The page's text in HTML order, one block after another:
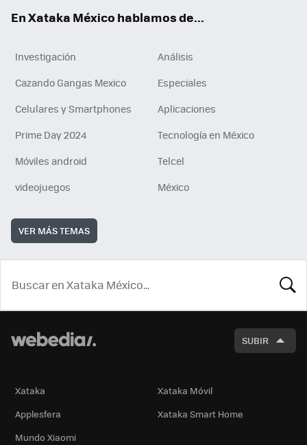
En Xataka México hablamos de...
Investigación
Análisis
Cazando Gangas Mexico
Especiales
Celulares y Smartphones
Aplicaciones
Prime Day 2024
Tecnología en México
Móviles android
Telcel
videojuegos
México
VER MÁS TEMAS
SUBIR
Xataka
Xataka Móvil
Applesfera
Xataka Smart Home
Mundo Xiaomi